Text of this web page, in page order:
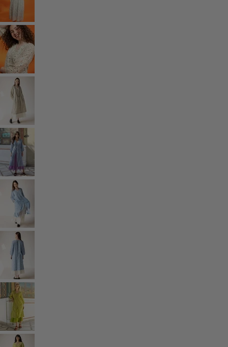
Inredning
Nyheter
All inredning
Gardiner
Kuddar & kuddfodral
Mattor
Frotté
Böcker
Tidigare favoriter
Rum
Badrum
Vardagsrum
Kök & matplats
Shoppa stilen
Klassisk och allmoge inredning